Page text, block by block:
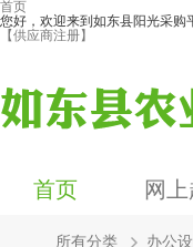
首页
您好，欢迎来到如东县阳光采购
【供应商注册】
首页 网
所有分类 办公